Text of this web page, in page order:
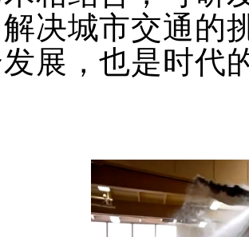
决城市交通的
展，也是时代